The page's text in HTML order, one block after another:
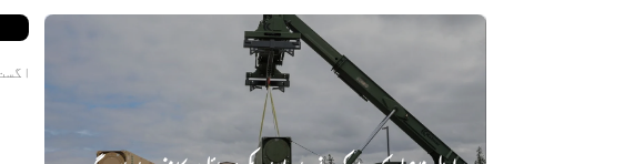
اگست 4,